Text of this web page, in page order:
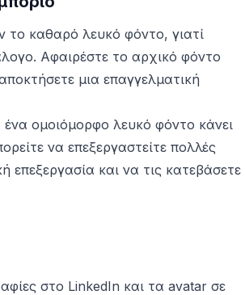
το καθαρό λευκό φόντο, γιατί
Αφαιρέστε το αρχικό φόντο
μια επαγγελματική
ομοιόμορφο λευκό φόντο κάνει
να επεξεργαστείτε πολλές
επεξεργασία και να τις κατεβάσετε
στο LinkedIn και τα avatar σε